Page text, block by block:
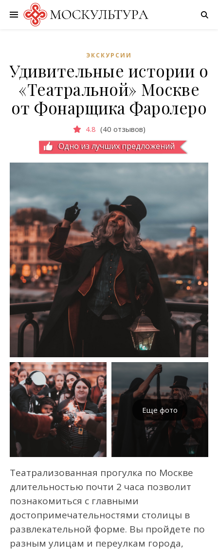
ЭКСКУРСИИ
Удивительные истории о
«Театральной» Москве
от Фонарщика Фаролеро
4.8 (40 отзывов)
Одно из лучших предложений
Еще фото
Театрализованная прогулка по Москве
длительностью почти 2 часа позволит
познакомиться с главными
достопримечательностями столицы в
развлекательной форме. Вы пройдете по
разным улицам и переулкам города,